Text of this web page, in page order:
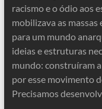
racismo e o ódio aos
mobilizava as
para um mundo
ideias e estruturas
mundo: construíram
por esse movimento
Precisamos